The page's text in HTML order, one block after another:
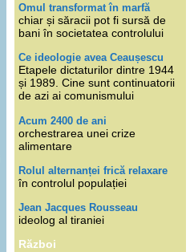
Omul transformat în marfă
chiar și săracii pot fi sursă de
bani în societatea controlului
Ce ideologie avea Ceaușescu
Etapele dictaturilor dintre 1944
și 1989. Cine sunt continuatorii
de azi ai comunismului
Acum 2400 de ani
orchestrarea unei crize
alimentare
Rolul alternanței frică relaxare
în controlul populației
Jean Jacques Rousseau
ideolog al tiraniei
Război